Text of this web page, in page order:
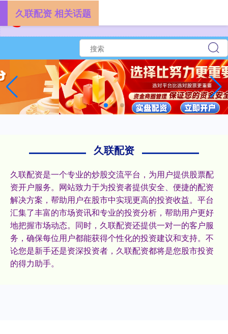
久联配资
久联配资是一个专业的炒股交流平台，为用户提供股票配
资开户服务。网站致力于为投资者提供安全、便捷的配资
解决方案，帮助用户在股市中实现更高的投资收益。平台
汇集了丰富的市场资讯和专业的投资分析，帮助用户更好
地把握市场动态。同时，久联配资还提供一对一的客户服
务，确保每位用户都能获得个性化的投资建议和支持。不
论您是新手还是资深投资者，久联配资都将是您股市投资
的得力助手。
久联配资 相关话题